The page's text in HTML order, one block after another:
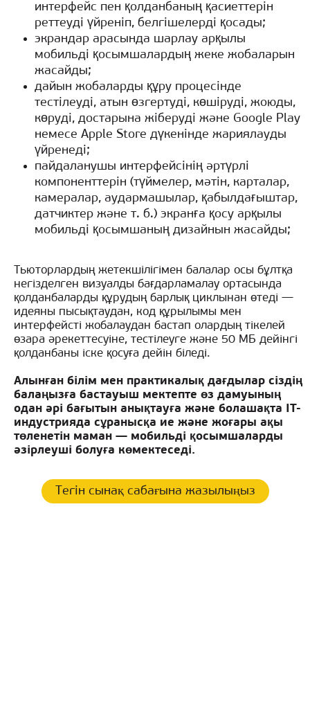
интерфейс пен қолданбаның қасиеттерін
реттеуді үйреніп, белгішелерді қосады;
экрандар арасында шарлау арқылы
мобильді қосымшалардың жеке жобаларын
жасайды;
дайын жобаларды құру процесінде
тестілеуді, атын өзгертуді, көшіруді, жоюды,
көруді, достарына жіберуді және Google Play
немесе Apple Store дүкенінде жариялауды
үйренеді;
пайдаланушы интерфейсінің әртүрлі
компоненттерін (түймелер, мәтін, карталар,
камералар, аудармашылар, қабылдағыштар,
датчиктер және т. б.) экранға қосу арқылы
мобильді қосымшаның дизайнын жасайды;
Тьюторлардың жетекшілігімен балалар осы бұлтқа
негізделген визуалды бағдарламалау ортасында
қолданбаларды құрудың барлық циклынан өтеді —
идеяны пысықтаудан, код құрылымы мен
интерфейсті жобалаудан бастап олардың тікелей
өзара әрекеттесуіне, тестілеуге және 50 МБ дейінгі
қолданбаны іске қосуға дейін біледі.
Алынған білім мен практикалық дағдылар сіздің
балаңызға бастауыш мектепте өз дамуының
одан әрі бағытын анықтауға және болашақта IT-
индустрияда сұранысқа ие және жоғары ақы
төленетін маман — мобильді қосымшаларды
әзірлеуші болуға көмектеседі.
Тегін сынақ сабағына жазылыңыз